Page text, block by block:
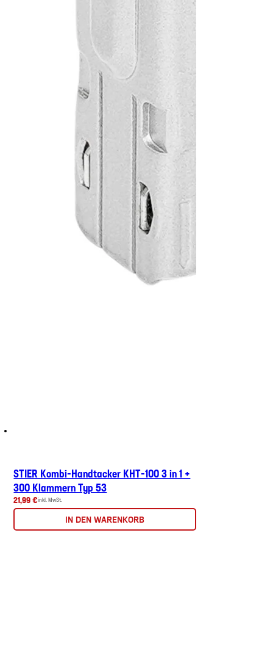
STIER Kombi-Handtacker KHT-100 3 in 1 +
300 Klammern Typ 53
21,99 €inkl. MwSt.
IN DEN WARENKORB